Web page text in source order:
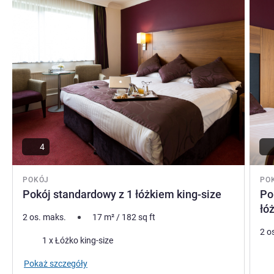
POKÓJ
Pokój standardowy z 1 łóżkiem king-size
4
2 os. maks. 17 m²/ 182sq ft
Pościel1 x Łóżko king-size
Pokaż szczegóły
2